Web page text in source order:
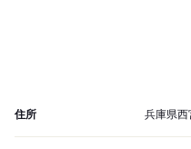
住所 兵庫県